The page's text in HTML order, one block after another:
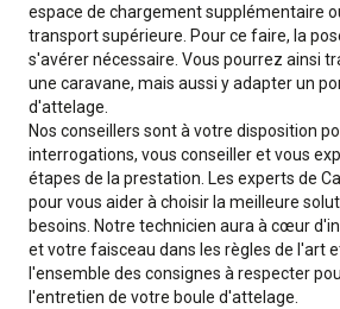
espace de chargement supplémentaire
transport supérieure. Pour ce faire, la
s'avérer nécessaire. Vous pourrez ainsi
une caravane, mais aussi y adapter un
d'attelage.
Nos conseillers sont à votre disposition
interrogations, vous conseiller et vous
étapes de la prestation. Les experts de
pour vous aider à choisir la meilleure
besoins. Notre technicien aura à cœur
et votre faisceau dans les règles de l'art
l'ensemble des consignes à respecter
l'entretien de votre boule d'attelage.